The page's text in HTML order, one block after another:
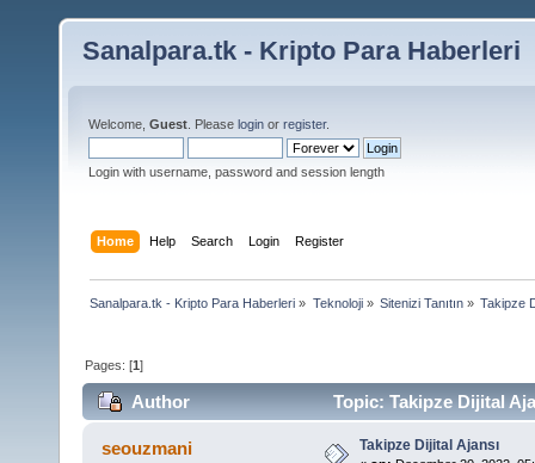
Sanalpara.tk - Kripto Para Haberleri
Welcome, Guest . Please login or register.
Login with username, password and session length
Home Help Search Login Register
Sanalpara.tk - Kripto Para Haberleri » Teknoloji» Sitenizi Tanıtın» Takipze
Pages: [1]
Author Topic: Takipze Dijital
seouzmani Takipze Dijital Ajansı